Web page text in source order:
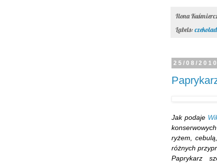
Ilona
Labels:
25/08/
Jak podaje
ryżem,
różnych
Paprykarz